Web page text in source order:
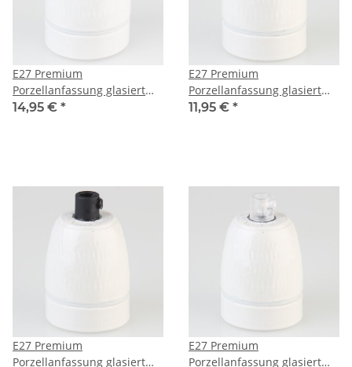
E27 Premium
Porzellanfassung glasiert
mit Kabel Rändel
14,95 € *
E27 Premium
Porzellanfassung glasiert
mit Kabel Zugentlastung
11,95 € *
E27 Premium
Porzellanfassung glasiert
E27 Premium
Porzellanfassung glasiert